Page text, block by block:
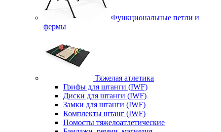
Функциональные петли и
фермы
Тяжелая атлетика
Грифы для штанги (IWF)
Диски для штанги (IWF)
Замки для штанги (IWF)
Комплекты штанг (IWF)
Помосты тяжелоатлетические